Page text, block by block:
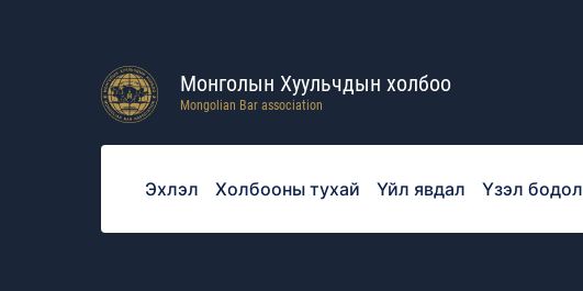
Монголын Хуульчдын холбоо
Mongolian Bar association
Эхлэл Холбооны тухай Үйл явдал Үзэл бодол